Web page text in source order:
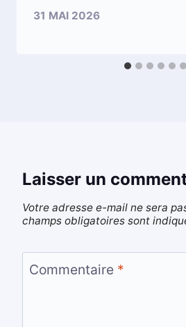
31 MAI 2026
Laisser un
Votre adresse e-mail ne sera
champs obligatoires sont
Commentaire *